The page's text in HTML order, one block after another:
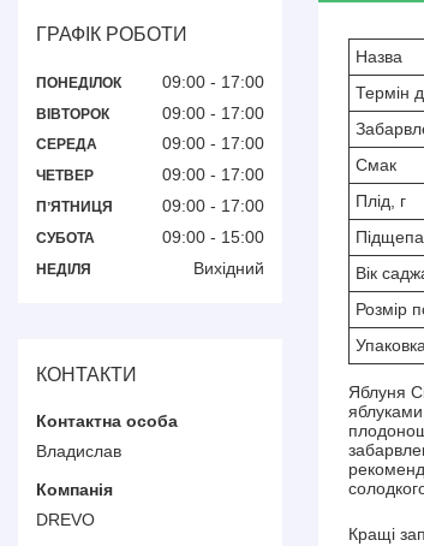
Назва
Термін
Смак
Плід, г
Підщепа
Вік
Розмір
Яблуня
Кращі
ГРАФІК РОБОТИ
ПОНЕДІЛОК 09:00 17:00
ВІВТОРОК 09:00 17:00
СЕРЕДА 09:00 17:00
ЧЕТВЕР 09:00 17:00
ПʼЯТНИЦЯ 09:00 17:00
СУБОТА 09:00 15:00
НЕДІЛЯ Вихідний
КОНТАКТИ
Владислав
DREVO